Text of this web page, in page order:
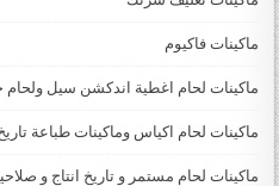
ماكينات فاكيوم
ماكينات لحام اغطية اندكشن سيل ولحام
ماكينات لحام اكياس وماكينات طباعة تاريخ
ماكينات لحام مستمر و تاريخ انتاج و